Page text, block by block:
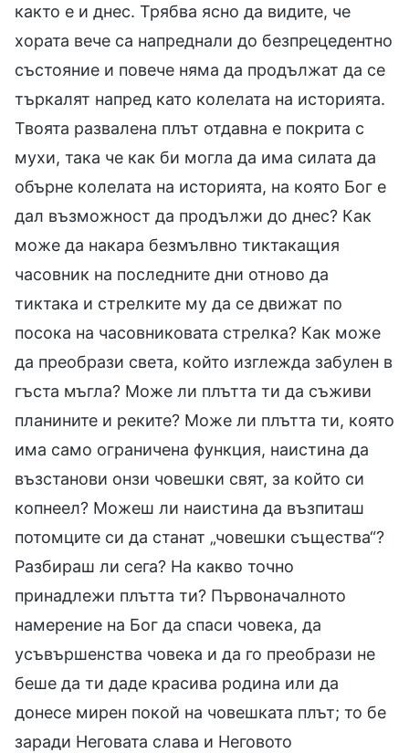
както е и днес. Трябва ясно да видите, че
хората вече са напреднали до безпрецедентно
състояние и повече няма да продължат да се
търкалят напред като колелата на историята.
Твоята развалена плът отдавна е покрита с
мухи, така че как би могла да има силата да
обърне колелата на историята, на която Бог е
дал възможност да продължи до днес? Как
може да накара безмълвно тиктакащия
часовник на последните дни отново да
тиктака и стрелките му да се движат по
посока на часовниковата стрелка? Как може
да преобрази света, който изглежда забулен в
гъста мъгла? Може ли плътта ти да съживи
планините и реките? Може ли плътта ти, която
има само ограничена функция, наистина да
възстанови онзи човешки свят, за който си
копнеел? Можеш ли наистина да възпиташ
потомците си да станат „човешки същества“?
Разбираш ли сега? На какво точно
принадлежи плътта ти? Първоначалното
намерение на Бог да спаси човека, да
усъвършенства човека и да го преобрази не
беше да ти даде красива родина или да
донесе мирен покой на човешката плът; то бе
заради Неговата слава и Неговото